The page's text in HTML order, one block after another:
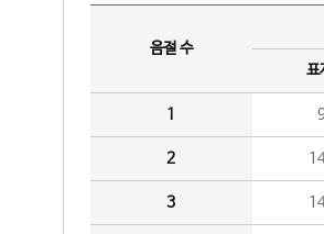
음절 수
표
1
2
3